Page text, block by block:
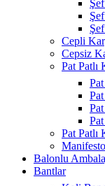
Cepli
Cepsiz
Pat Patlı
Pat Patlı
Balonlu
Bantlar